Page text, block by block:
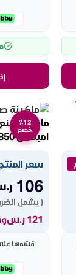
٪12
خصم
امبكس 850 وات – أسود SW 3605
سعر المنتج
106
( يشمل
121ر.سوفر
قسّمها على